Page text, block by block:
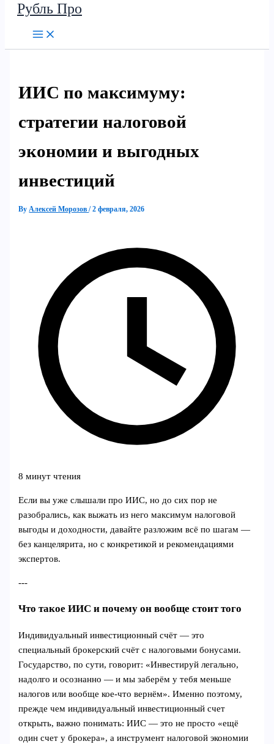
Рубль Про
ИИС по максимуму:
стратегии налоговой
экономии и выгодных
инвестиций
ByАлексей Морозов/2 февраля, 2026
8 минут чтения
Если вы уже слышали про ИИС, но до сих пор не
разобрались, как выжать из него максимум налоговой
выгоды и доходности, давайте разложим всё по шагам —
без канцелярита, но с конкретикой и рекомендациями
экспертов.
---
Что такое ИИС и почему он вообще стоит того
Индивидуальный инвестиционный счёт — это
специальный брокерский счёт с налоговыми бонусами.
Государство, по сути, говорит: «Инвестируй легально,
надолго и осознанно — и мы заберём у тебя меньше
налогов или вообще кое-что вернём». Именно поэтому,
прежде чем индивидуальный инвестиционный счет
открыть, важно понимать: ИИС — это не просто «ещё
один счет у брокера», а инструмент налоговой экономии